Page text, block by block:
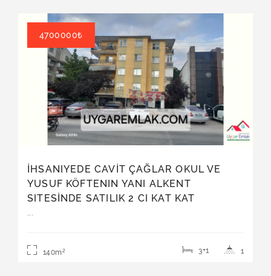
4700000₺
İHSANIYEDE CAVİT ÇAĞLAR OKUL VE
YUSUF KÖFTENIN YANI ALKENT
SITESİNDE SATILIK 2 CI KAT KAT
MÜLKİYETLI KİRACILI DAIREDİR SİTE
Satılık | Daire
...
140m2 1
3+1